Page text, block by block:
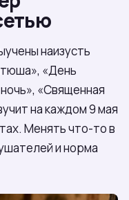
наизусть
«День
«Священная
на каждом 9 мая
Менять что-то в
и норма